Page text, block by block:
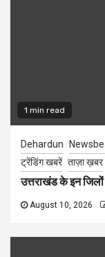
1 min read
Dehardun
ट्रेंडिंग खबरें ताज़ा ख़बर
उत्तराखंड के इन जिलों
August 10, 2026